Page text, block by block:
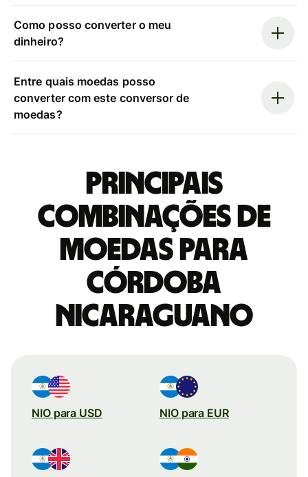
Como posso converter o meu
dinheiro?
Entre quais moedas posso
converter com este conversor de
moedas?
Principais
combinações de
moedas para
Córdoba
nicaraguano
NIO para USD NIO para EUR